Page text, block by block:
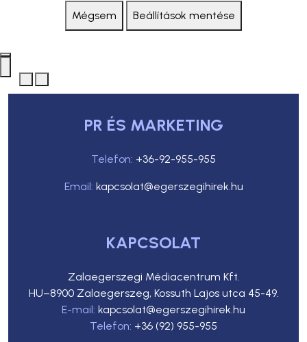
Mégsem Beállítások mentése
PR ÉS MARKETING
Telefon: +36-92-955-955
Email: kapcsolat@egerszegihirek.hu
KAPCSOLAT
Zalaegerszegi Médiacentrum Kft.
HU–8900 Zalaegerszeg, Kossuth Lajos utca 45-49.
E-mail: kapcsolat@egerszegihirek.hu
Telefon: +36 (92) 955-955